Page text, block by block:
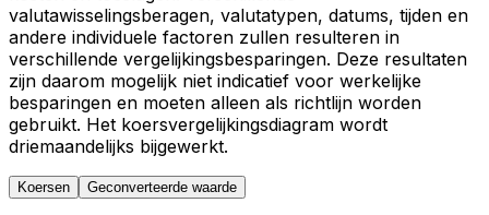
valutawisselingsberagen, valutatypen, datums, tijden en
andere individuele factoren zullen resulteren in
verschillende vergelijkingsbesparingen. Deze resultaten
zijn daarom mogelijk niet indicatief voor werkelijke
besparingen en moeten alleen als richtlijn worden
gebruikt. Het koersvergelijkingsdiagram wordt
driemaandelijks bijgewerkt.
Koersen Geconverteerde waarde